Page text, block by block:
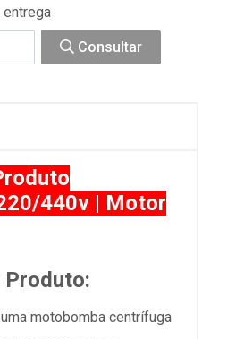
Consultar
440v | Motor
Produto:
motobomba centrífuga